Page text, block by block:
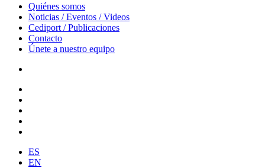
Quiénes somos
Noticias / Eventos / Videos
Cediport / Publicaciones
Contacto
Únete a nuestro equipo
ES
EN